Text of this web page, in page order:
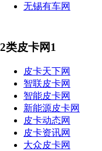
无锡有车网
2类皮卡网1
皮卡天下网
智联皮卡网
智能皮卡网
新能源皮卡网
皮卡动态网
皮卡资讯网
大众皮卡网